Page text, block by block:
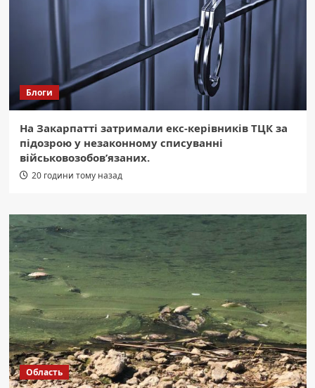
Блоги
На Закарпатті затримали екс-керівників ТЦК за
підозрою у незаконному списуванні
військовозобов’язаних.
20 години тому назад
Область